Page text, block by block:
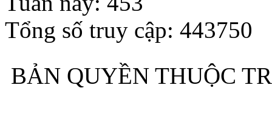
Tổng số truy cập: 443750
BẢN QUYỀN THUỘC